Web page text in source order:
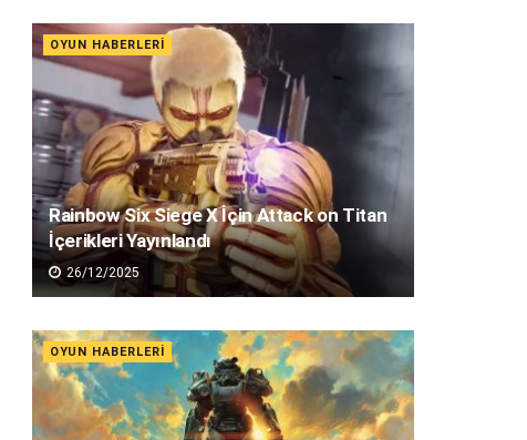
OYUN HABERLERI
Rainbow Six Siege X İçin Attack on Titan
İçerikleri Yayınlandı
26/12/2025
OYUN HABERLERI